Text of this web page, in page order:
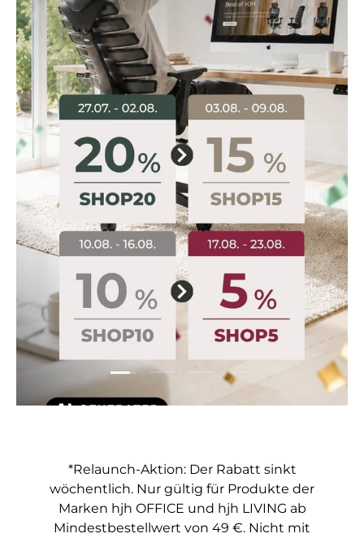
Folie laden 1 von 4
Folie laden 2 von 4
Folie laden 3 von 4
Folie laden 4 von 4
*Relaunch-Aktion: Der Rabatt sinkt
wöchentlich. Nur gültig für Produkte der
Marken hjh OFFICE und hjh LIVING ab
Mindestbestellwert von 49 €. Nicht mit